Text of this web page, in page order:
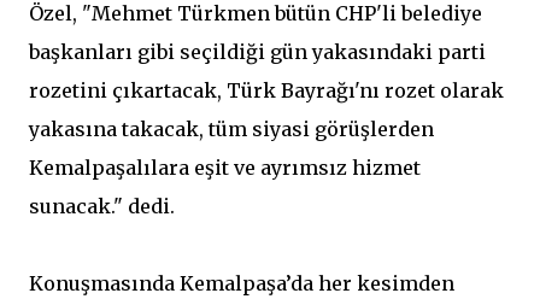
Özel, "Mehmet Türkmen bütün CHP'li belediye
başkanları gibi seçildiği gün yakasındaki parti
rozetini çıkartacak, Türk Bayrağı'nı rozet olarak
yakasına takacak, tüm siyasi görüşlerden
Kemalpaşalılara eşit ve ayrımsız hizmet
sunacak." dedi.
Konuşmasında Kemalpaşa’da her kesimden